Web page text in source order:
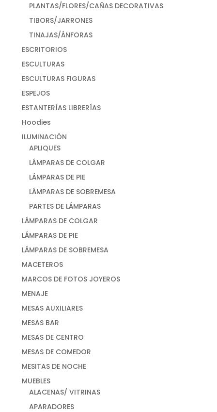
PLANTAS/FLORES/CAÑAS DECORATIVAS
TIBORS/JARRONES
TINAJAS/ÁNFORAS
ESCRITORIOS
ESCULTURAS
ESCULTURAS FIGURAS
ESPEJOS
ESTANTERÍAS LIBRERÍAS
Hoodies
ILUMINACIÓN
APLIQUES
LÁMPARAS DE COLGAR
LÁMPARAS DE PIE
LÁMPARAS DE SOBREMESA
PARTES DE LÁMPARAS
LÁMPARAS DE COLGAR
LÁMPARAS DE PIE
LÁMPARAS DE SOBREMESA
MACETEROS
MARCOS DE FOTOS JOYEROS
MENAJE
MESAS AUXILIARES
MESAS BAR
MESAS DE CENTRO
MESAS DE COMEDOR
MESITAS DE NOCHE
MUEBLES
ALACENAS/ VITRINAS
APARADORES